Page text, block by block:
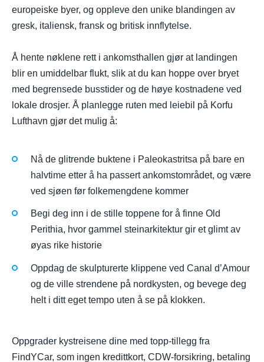
europeiske byer, og oppleve den unike blandingen av
gresk, italiensk, fransk og britisk innflytelse.
Å hente nøklene rett i ankomsthallen gjør at landingen
blir en umiddelbar flukt, slik at du kan hoppe over bryet
med begrensede busstider og de høye kostnadene ved
lokale drosjer. Å planlegge ruten med leiebil på Korfu
Lufthavn gjør det mulig å:
Nå de glitrende buktene i Paleokastritsa på bare en
halvtime etter å ha passert ankomstområdet, og være
ved sjøen før folkemengdene kommer
Begi deg inn i de stille toppene for å finne Old
Perithia, hvor gammel steinarkitektur gir et glimt av
øyas rike historie
Oppdag de skulpturerte klippene ved Canal d’Amour
og de ville strendene på nordkysten, og bevege deg
helt i ditt eget tempo uten å se på klokken.
Oppgrader kystreisene dine med topp-tillegg fra
FindYCar, som ingen kredittkort, CDW-forsikring, betaling